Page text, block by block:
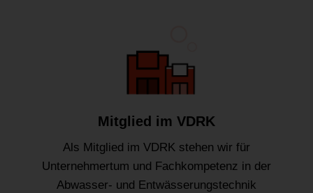
Mitglied im VDRK
Als Mitglied im VDRK stehen wir für
Unternehmertum und Fachkompetenz in der
Abwasser- und Entwässerungstechnik